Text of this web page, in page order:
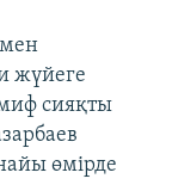
жүйеге
сияқты
өмірде